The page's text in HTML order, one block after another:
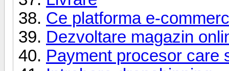
Ce platforma e-
Dezvoltare magazin
Payment procesor care